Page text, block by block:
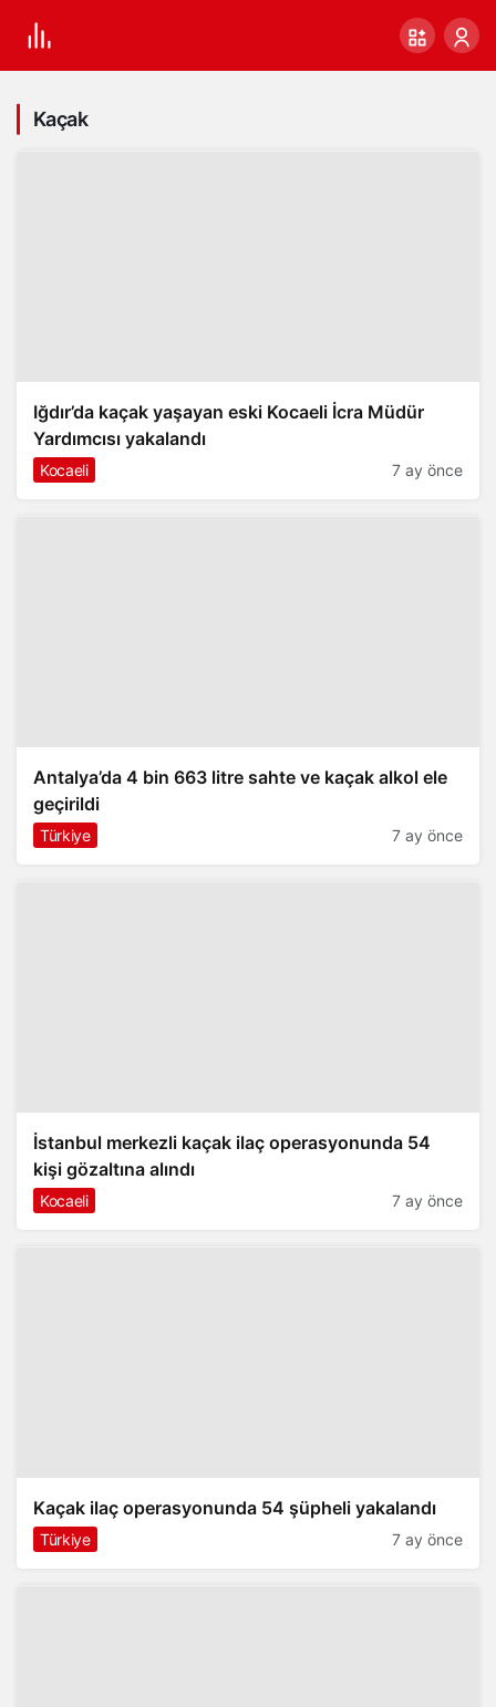
Kaçak
Iğdır’da kaçak yaşayan eski Kocaeli İcra Müdür
Yardımcısı yakalandı
Kocaeli 7 ay önce
Antalya’da 4 bin 663 litre sahte ve kaçak alkol ele
geçirildi
Türkiye 7 ay önce
İstanbul merkezli kaçak ilaç operasyonunda 54
kişi gözaltına alındı
Kocaeli 7 ay önce
Kaçak ilaç operasyonunda 54 şüpheli yakalandı
Türkiye 7 ay önce